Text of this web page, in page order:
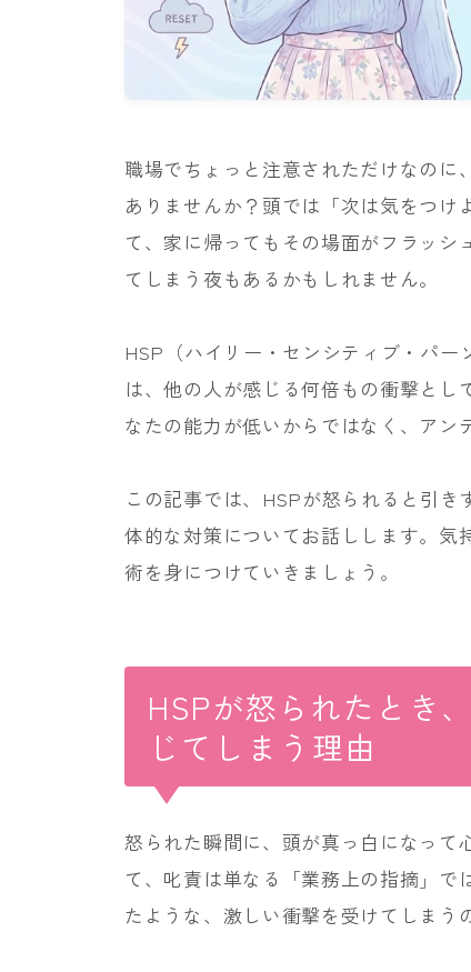
職場でちょっと注意されただけなの
ありませんか？頭では「次は気をつ
て、家に帰ってもその場面がフラッシ
てしまう夜もあるかもしれません。
HSP（ハイリー・センシティブ・パ
は、他の人が感じる何倍もの衝撃と
なたの能力が低いからではなく、アン
この記事では、HSPが怒られると引
体的な対策についてお話しします。気
術を身につけていきましょう。
HSPが怒られたとき
じてしまう理由
怒られた瞬間に、頭が真っ白になって
て、叱責は単なる「業務上の指摘」
たような、激しい衝撃を受けてしまう